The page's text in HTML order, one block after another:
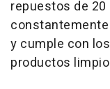
repuestos de
y cumple con
productos